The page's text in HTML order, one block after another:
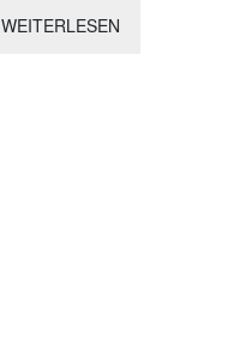
WEITERLESEN